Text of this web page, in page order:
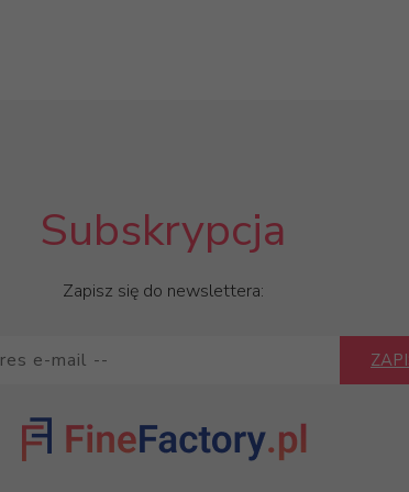
Subskrypcja
Zapisz się do newslettera: